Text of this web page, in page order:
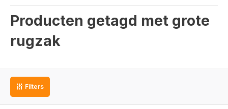
Producten getagd met grote
rugzak
Filters